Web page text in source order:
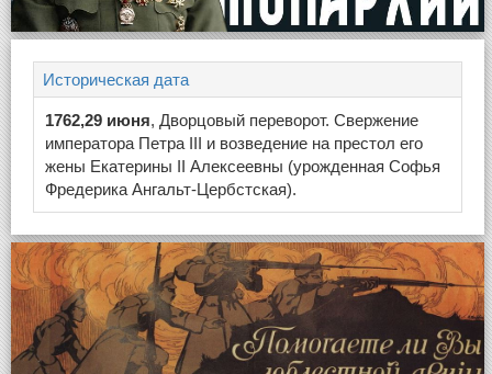
Историческая дата
1762,29 июня, Дворцовый переворот. Свержение
императора Петра III и возведение на престол его
жены Екатерины II Алексеевны (урожденная Софья
Фредерика Ангальт-Цербстская).